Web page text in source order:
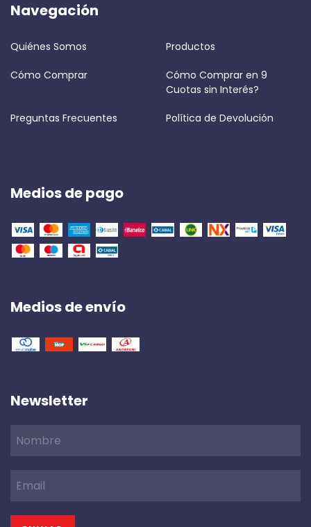
Navegación
Quiénes Somos Productos
Cómo Comprar
Cómo Comprar en 9
Cuotas sin Interés?
Preguntas Frecuentes Política de Devolución
Medios de pago
Medios de envío
Newsletter